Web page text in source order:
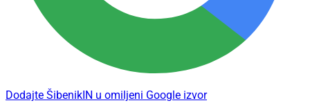
Dodajte ŠibenikIN u omiljeni Google izvor